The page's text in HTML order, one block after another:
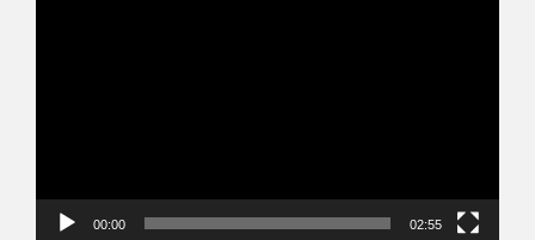
00:00 02:55